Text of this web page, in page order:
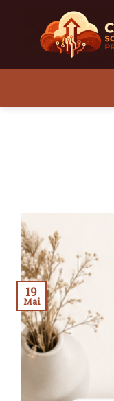
content
19
Mai